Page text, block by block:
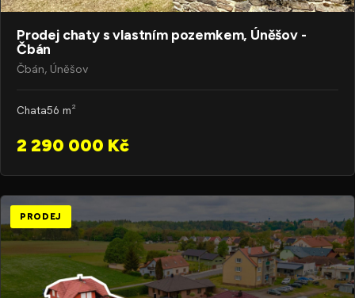
Prodej chaty s vlastním pozemkem, Úněšov -
Čbán
Čbán, Úněšov
Chata56 m²
2 290 000 Kč
PRODEJ